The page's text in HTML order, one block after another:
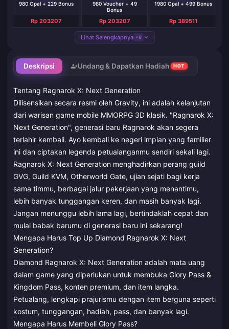
Deskripsi Undang & Dapatkan Hadiah HOT
Tentang Ragnarok X: Next Generation
Dilisensikan secara resmi oleh Gravity, ini adalah kelanjutan
dari warisan game mobile MMORPG 3D klasik. "Ragnarok X:
Next Generation", generasi baru Ragnarok akan segera
terlahir kembali. Ayo kembali ke negeri impian yang familier
ini dan ciptakan legenda petualanganmu sendiri sekali lagi.
Ragnarok X: Next Generation menghadirkan perang guild
GVG, Guild KVM, Otherworld Gate, ujian sejati bagi kerja
sama timmu, berbagai jalur pekerjaan yang menantimu,
lebih banyak tunggangan keren, dan masih banyak lagi.
Jangan menunggu lebih lama lagi, bertindaklah cepat dan
mulai babak barumu di generasi baru ini sekarang!
Mengapa Harus Top Up Diamond Ragnarok X: Next
Generation?
Diamond Ragnarok X: Next Generation adalah mata uang
dalam game yang diperlukan untuk membuka Glory Pass &
Kingdom Pass, konten premium, dan item langka.
Petualang, lengkapi prajurismu dengan item berguna seperti
kostum, tunggangan, hadiah, pass, dan banyak lagi.
Mengapa Harus Membeli Glory Pass?
980 Opal + 229 Bonus
Rp 203207
980 Voucher + 49
Bonus
Rp 203207
1980 Opal + 499 Bonus
Rp 389511
Lihat Selengkapnya +9